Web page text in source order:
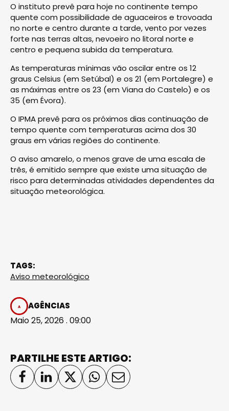
O instituto prevê para hoje no continente tempo
quente com possibilidade de aguaceiros e trovoada
no norte e centro durante a tarde, vento por vezes
forte nas terras altas, nevoeiro no litoral norte e
centro e pequena subida da temperatura.
As temperaturas mínimas vão oscilar entre os 12
graus Celsius (em Setúbal) e os 21 (em Portalegre) e
as máximas entre os 23 (em Viana do Castelo) e os
35 (em Évora).
O IPMA prevê para os próximos dias continuação de
tempo quente com temperaturas acima dos 30
graus em várias regiões do continente.
O aviso amarelo, o menos grave de uma escala de
três, é emitido sempre que existe uma situação de
risco para determinadas atividades dependentes da
situação meteorológica.
TAGS:
Aviso meteorológico
AGÊNCIAS
Maio 25, 2026 . 09:00
PARTILHE ESTE ARTIGO: